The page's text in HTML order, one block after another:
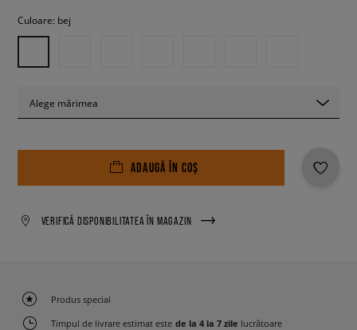
Culoare: bej
Alege mărimea
ADAUGĂ ÎN COȘ
VERIFICĂ DISPONIBILITATEA ÎN MAGAZIN
Produs special
Timpul de livrare estimat este de la 4 la 7 zile lucrătoare